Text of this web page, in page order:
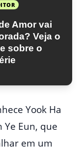
Amor vai
Veja o
sobre o
Yook Ha
Eun, que
em um